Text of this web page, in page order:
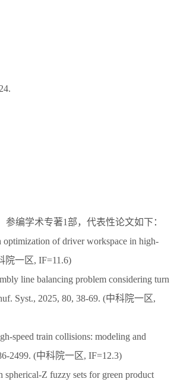
编学术专著1部，代表性论文如下：
of driver workspace in high-
院一区, IF=11.6)
line balancing problem considering turn
Syst., 2025, 80, 38-69. (中科院一区,
speed train collisions: modeling and
2499. (中科院一区, IF=12.3)
Z fuzzy sets for green product